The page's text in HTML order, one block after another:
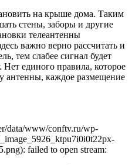
на крыше дома. Таким
стены, заборы и другие
телеантенны
важно верно рассчитать и
тем слабее сигнал будет
единого правила, которое
антенны, каждое размещение
data/www/conftv.ru/wp-
failed to open stream: